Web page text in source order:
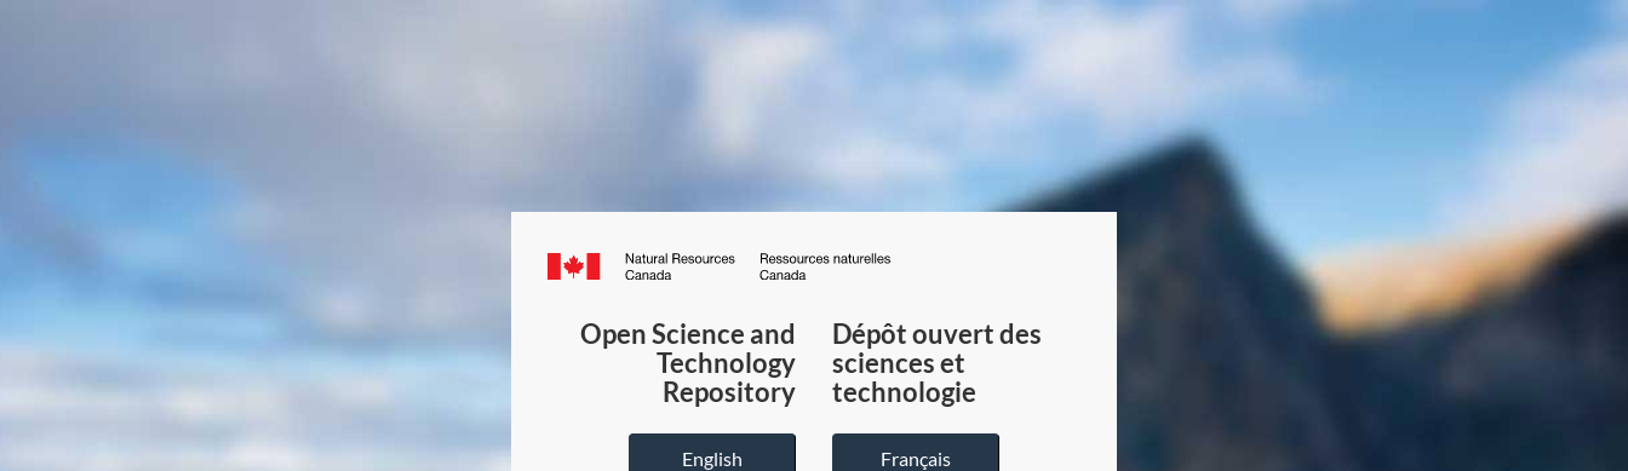
Canada.ca
du
Canada
Open Science and
Technology
Repository
English
Dépôt ouvert des
sciences et
technologie
Français